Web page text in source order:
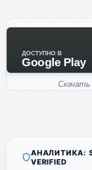
ДОСТУПНО В
Google Play
Скачать
АНАЛИТИКА:
VERIFIED